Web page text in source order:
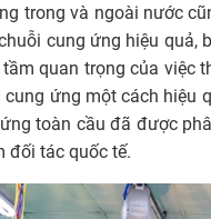
trong và ngoài nước
cung ứng hiệu
quan trọng của
ứng một cách
toàn cầu đã được
đối tác quốc tế.